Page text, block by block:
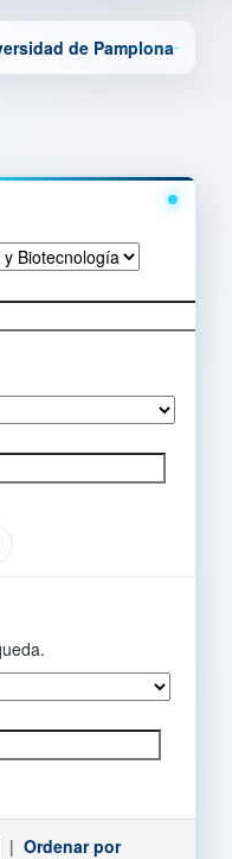
de Pamplona
| Ordenar por